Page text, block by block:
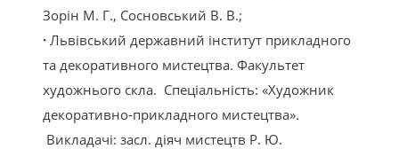
Зорін М. Г., Сосновський В. В.;
· Львівський державний інститут прикладного
та декоративного мистецтва. Факультет
художнього скла. Спеціальність: «Художник
декоративно-прикладного мистецтва».
Викладачі: засл. діяч мистецтв Р. Ю.